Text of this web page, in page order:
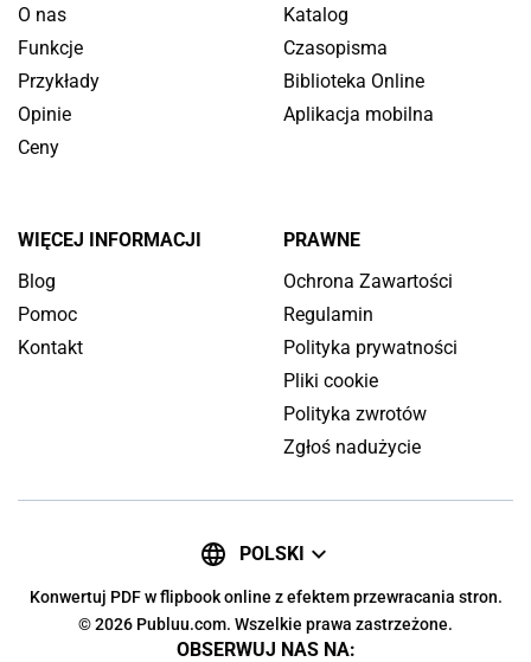
O nas
Funkcje
Przykłady
Opinie
Ceny
Katalog
Czasopisma
Biblioteka Online
Aplikacja mobilna
WIĘCEJ INFORMACJI
Blog
Pomoc
Kontakt
PRAWNE
Ochrona Zawartości
Regulamin
Polityka prywatności
Pliki cookie
Polityka zwrotów
Zgłoś nadużycie
POLSKI
Konwertuj PDF w flipbook online z efektem przewracania stron.
© 2026 Publuu.com. Wszelkie prawa zastrzeżone.
OBSERWUJ NAS NA: